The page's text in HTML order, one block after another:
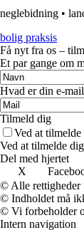
neglebidning •
bolig praksis
Få nyt fra os –
Et par gange om
Hvad er din e-
Tilmeld dig
Ved at
Ved at tilmelde
Del med hjertet
X
© Alle rettigheder
© Indholdet må
© Vi forbeholder
Intern navigation